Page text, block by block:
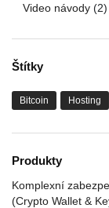
Video návody (2)
Štítky
Bitcoin Hosting
Produkty
Komplexní
(Crypto Wallet &